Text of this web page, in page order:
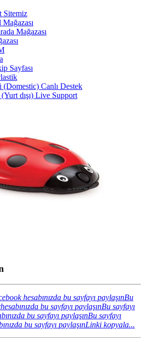
Sitemiz
Mağazası
Sayfası
(Domestic) Canlı Destek
dışı) Live Support
hesabınızda bu sayfayı paylaşınBu
bu sayfayı paylaşınBu sayfayı
bu sayfayı paylaşınBu sayfayı
bu sayfayı paylaşınLinki kopyala...